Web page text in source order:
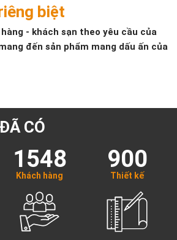
biệt
- khách sạn theo yêu cầu của
đến sản phẩm mang dấu ấn của
CÓ
1548
Khách hàng
900
Thiết kế